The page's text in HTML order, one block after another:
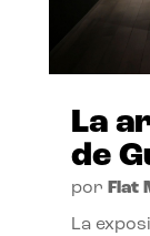
La
de
por Flat
La